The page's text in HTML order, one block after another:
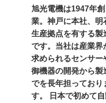
旭光電機は1947年創
業。神戸に本社、明
生産拠点を有する製
です。当社は産業界
求められるセンサー
御機器の開発から製
でを長年担っており
す。 日本で初めて